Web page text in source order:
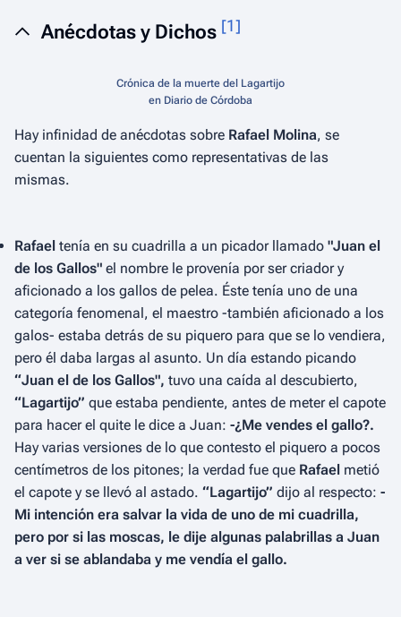
Anécdotas y Dichos [1 ]
Crónica de la muerte del Lagartijo
en Diario de Córdoba
Hay infinidad de anécdotas sobre Rafael Molina, se
cuentan la siguientes como representativas de las
mismas.
Rafael tenía en su cuadrilla a un picador llamado "Juan el
de los Gallos" el nombre le provenía por ser criador y
aficionado a los gallos de pelea. Éste tenía uno de una
categoría fenomenal, el maestro -también aficionado a los
galos- estaba detrás de su piquero para que se lo vendiera,
pero él daba largas al asunto. Un día estando picando
“Juan el de los Gallos", tuvo una caída al descubierto,
“Lagartijo” que estaba pendiente, antes de meter el capote
para hacer el quite le dice a Juan: -¿Me vendes el gallo?.
Hay varias versiones de lo que contesto el piquero a pocos
centímetros de los pitones; la verdad fue que Rafael metió
el capote y se llevó al astado. “Lagartijo” dijo al respecto: -
Mi intención era salvar la vida de uno de mi cuadrilla,
pero por si las moscas, le dije algunas palabrillas a Juan
a ver si se ablandaba y me vendía el gallo.